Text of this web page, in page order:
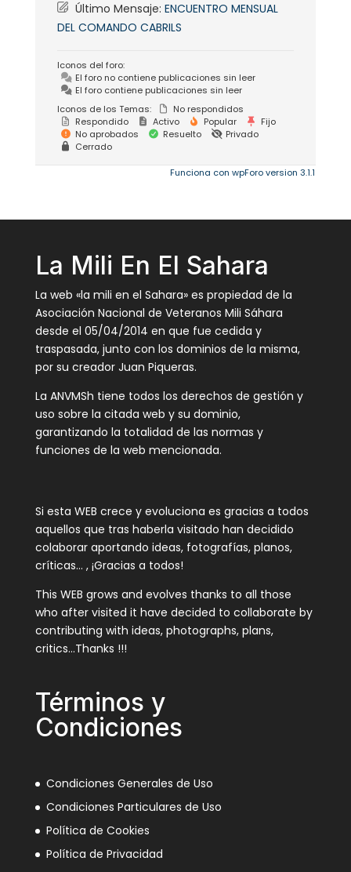
Último Mensaje: ENCUENTRO MENSUAL
DEL COMANDO CABRILS
Iconos del foro:
El foro no contiene publicaciones sin leer
El foro contiene publicaciones sin leer
Iconos de los Temas:
No respondidos
Respondido
Activo Popular
Fijo
No aprobados
Resuelto
Privado
Cerrado
Funciona con wpForo version 3.1.1
La Mili En El Sahara
La web «la mili en el Sahara» es propiedad de la
Asociación Nacional de Veteranos Mili Sáhara
desde el 05/04/2014 en que fue cedida y
traspasada, junto con los dominios de la misma,
por su creador Juan Piqueras.
La ANVMSh tiene todos los derechos de gestión y
uso sobre la citada web y su dominio,
garantizando la totalidad de las normas y
funciones de la web mencionada.
Si esta WEB crece y evoluciona es gracias a todos
aquellos que tras haberla visitado han decidido
colaborar aportando ideas, fotografías, planos,
críticas… , ¡Gracias a todos!
This WEB grows and evolves thanks to all those
who after visited it have decided to collaborate by
contributing with ideas, photographs, plans,
critics…Thanks !!!
Términos y
Condiciones
Condiciones Generales de Uso
Condiciones Particulares de Uso
Política de Cookies
Política de Privacidad